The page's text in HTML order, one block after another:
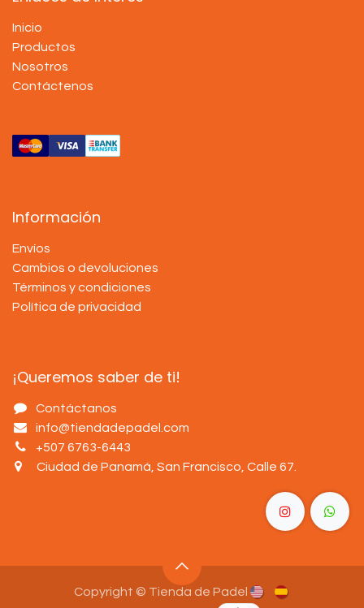
Inicio
Productos
Nosotros
Contáctenos
Información
Envíos
Cambios o devoluciones
Términos y condiciones
Política de privacidad
¡Queremos saber de ti!
Contáctanos
info@tiendadepadel.com
+507 6763-6443
Ciudad de Panamá, San Francisco, Calle 67
Copyright © Tienda de Padel